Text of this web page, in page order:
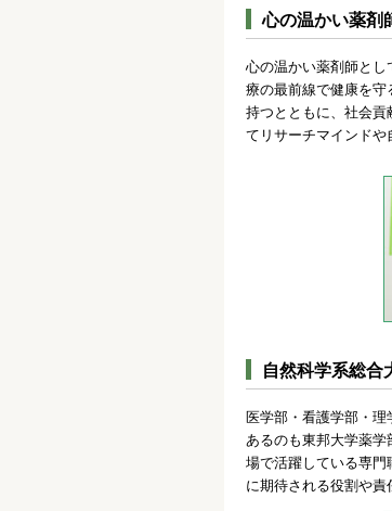
心の温かい薬剤
心の温かい薬剤師と
療の最前線で健康を
持つとともに、社会貢
てリサーチマインドや
自然科学系総合
医学部・看護学部・
あるのも東邦大学薬
場で活躍している専
に期待される役割や責